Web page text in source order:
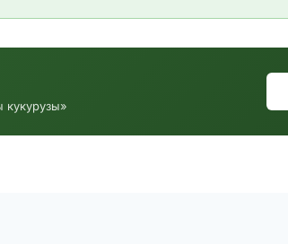
кукурузы»